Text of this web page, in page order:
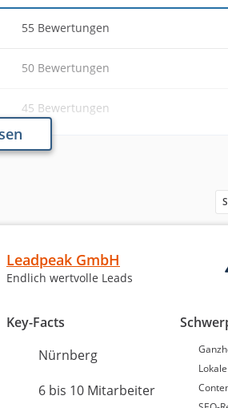
55 Bewertungen
50 Bewertungen
45 Bewertungen
mit einer Bewertung von
Die Leadpeak GmbH folgt
vervollständigt die Top 3 mit
Weiterempfehlungsquote von
Agentur!
Leadpeak GmbH
Endlich wertvolle Leads
Key-Facts
Nürnberg
6 bis 10 Mitarbeiter